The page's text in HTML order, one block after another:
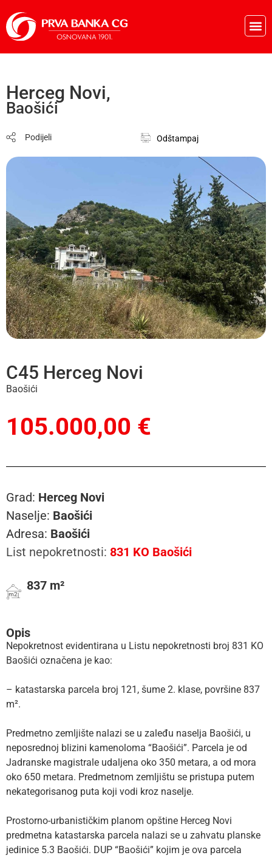
Herceg Novi,
Baošići
Podijeli Odštampaj
C45 Herceg Novi
Baošići
105.000,00 €
Grad: Herceg Novi
Naselje: Baošići
Adresa: Baošići
List nepokretnosti: 831 KO Baošići
m2
837 m²
Opis
Nepokretnost evidentirana u Listu nepokretnosti broj 831 KO
Baošići označena je kao:
– katastarska parcela broj 121, šume 2. klase, površine 837
m².
Predmetno zemljište nalazi se u zaleđu naselja Baošići, u
neposrednoj blizini kamenoloma “Baošići”. Parcela je od
Jadranske magistrale udaljena oko 350 metara, a od mora
oko 650 metara. Predmetnom zemljištu se pristupa putem
nekategorisanog puta koji vodi kroz naselje.
Prostorno-urbanističkim planom opštine Herceg Novi
predmetna katastarska parcela nalazi se u zahvatu planske
jedinice 5.3 Baošići. DUP “Baošići” kojim je ova parcela